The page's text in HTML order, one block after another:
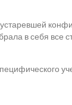
в себя